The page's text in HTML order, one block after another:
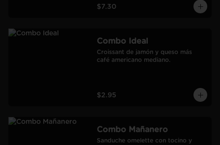
$7.30
Combo Ideal
Croissant de jamón y queso más
café americano mediano.
$2.95
Combo Mañanero
Sanduche omelette con tocino y